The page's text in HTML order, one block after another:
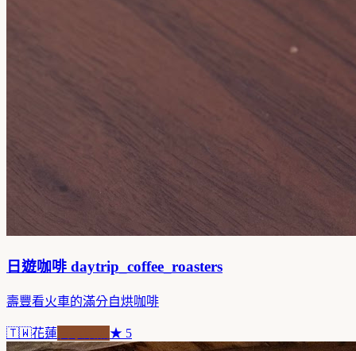
日遊咖啡 daytrip_coffee_roasters
壽豐看火車的滿分自烘咖啡
🇹🇼花蓮 ★ 5